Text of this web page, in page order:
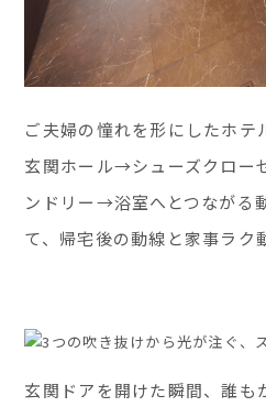
ご夫婦の憧れを形にしたホテ
玄関ホール→シューズクロ
ンドリー→浴室へとつながる
て、帰宅後の動線と家事ラク
玄関ドアを開けた瞬間、誰も